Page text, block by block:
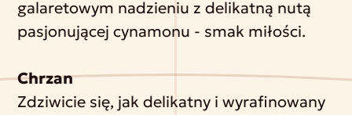
galaretowym nadzieniu z delikatną nutą
pasjonującej cynamonu - smak miłości.
Chrzan
Zdziwicie się, jak delikatny i wyrafinowany